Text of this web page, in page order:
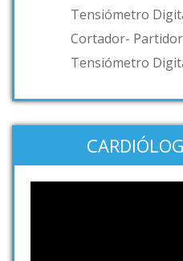
Tensiómetro
Cortador-
Tensiómetro